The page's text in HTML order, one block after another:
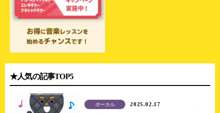
★人気の記事TOP5
ボーカル 2025.02.17